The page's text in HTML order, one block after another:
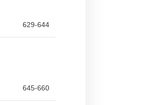
629-644
645-660